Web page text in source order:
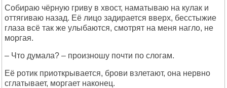
Собираю чёрную гриву в хвост, наматываю на кулак и
оттягиваю назад. Её лицо задирается вверх, бесстыжие
глаза всё так же улыбаются, смотрят на меня нагло, не
моргая.
– Что думала? – произношу почти по слогам.
Её ротик приоткрывается, брови взлетают, она нервно
сглатывает, моргает наконец.